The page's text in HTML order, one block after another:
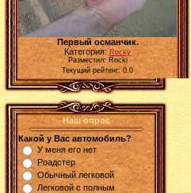
Первый османчик.
Категория:Rocky
Разместил: Rocki
Текущий рейтинг: 0.0
Наш опрос
Какой у Вас автомобиль?
У меня его нет
Роадстер
Обычный легковой
Легковой с полным